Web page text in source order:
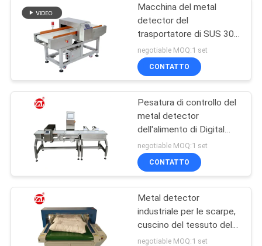
Macchina del metal
detector del
trasportatore di SUS 304
per sensibilità di industria
alimentare l'alta
negotiable MOQ:1 set
CONTATTO
Pesatura di controllo del
metal detector
dell'alimento di Digital
combinata luce
automatica dell'allarme
negotiable MOQ:1 set
CONTATTO
Metal detector
industriale per le scarpe,
cuscino del tessuto del
touch screen dello SpA
negotiable MOQ:1 set